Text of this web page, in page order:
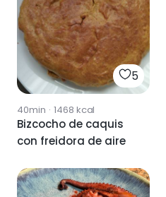
5
40min · 1468 kcal
Bizcocho de caquis
con freidora de aire